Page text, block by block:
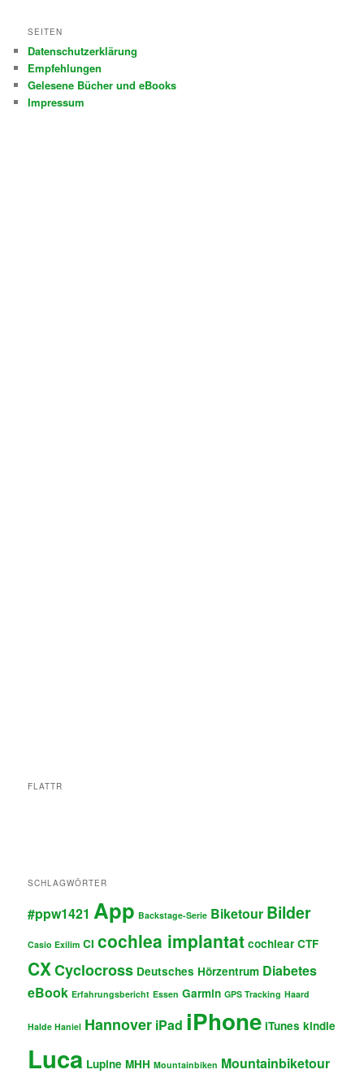
SEITEN
Datenschutzerklärung
Empfehlungen
Gelesene Bücher und eBooks
Impressum
FLATTR
SCHLAGWÖRTER
#ppw1421 App Backstage-Serie Biketour Bilder
Casio Exilim CI cochlea implantat cochlear CTF
CXCyclocross Deutsches Hörzentrum Diabetes
eBook Erfahrungsbericht Essen Garmin GPS Tracking Haard
Halde Haniel Hannover iPad iPhone iTunes kindle
Luca Lupine MHH Mountainbiken Mountainbiketour